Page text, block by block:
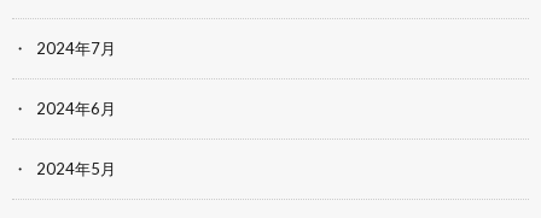
2024年7月
2024年6月
2024年5月